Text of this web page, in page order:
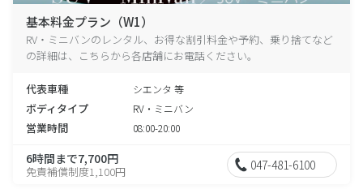
基本料金プラン（W1）
RV・ミニバンのレンタル、お得な割引料金や予約、乗り捨てなど
の詳細は、こちらから各店舗にお電話ください。
代表車種 シエンタ 等
ボディタイプ RV・ミニバン
営業時間 08:00-20:00
6時間まで7,700円
免責補償制度1,100円 047-481-6100